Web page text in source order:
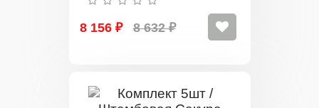
8 156 ₽
8 632 ₽